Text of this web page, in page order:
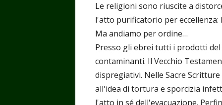
Le religioni sono riuscite a
l'atto purificatorio per eccellenza:
Ma andiamo per ordine…
Presso gli ebrei tutti i prodotti
contaminanti. Il Vecchio
dispregiativi. Nelle Sacre
all'idea di tortura e sporcizia
l'atto in sé dell'evacuazione.